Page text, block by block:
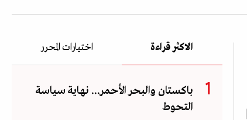
الاكثر قراءة اختيارات المحرر
باكستان والبحر الأحمر... نهاية سياسة
التحوط